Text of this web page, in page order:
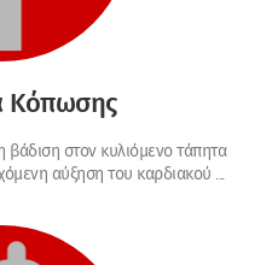
Κόπωσης
στον κυλιόμενο τάπητα
αύξηση του καρδιακού ...